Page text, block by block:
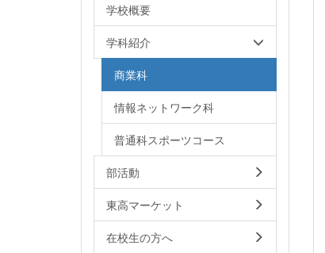
学校概要
学科紹介
商業科
情報ネットワーク科
普通科スポーツコース
部活動
東高マーケット
在校生の方へ